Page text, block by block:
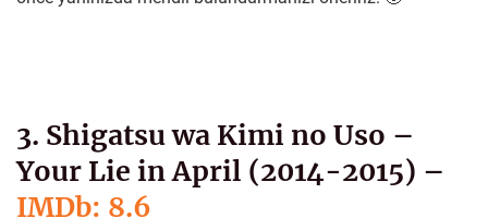
3. Shigatsu wa Kimi no Uso –
Your Lie in April (2014-2015) –
IMDb: 8.6